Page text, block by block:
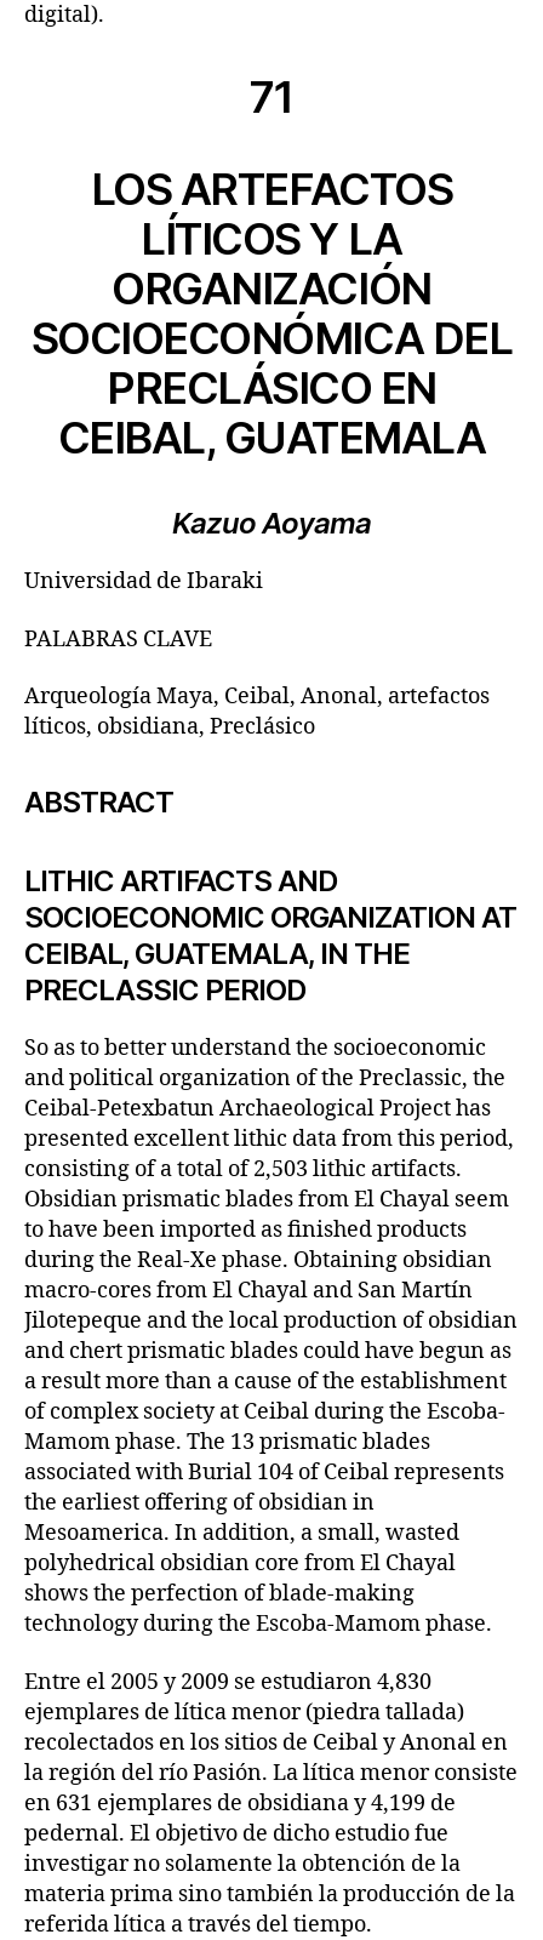
digital).
71
LOS ARTEFACTOS
LÍTICOS Y LA
ORGANIZACIÓN
SOCIOECONÓMICA DEL
PRECLÁSICO EN
CEIBAL, GUATEMALA
Kazuo Aoyama
Universidad de Ibaraki
PALABRAS CLAVE
Arqueología Maya, Ceibal, Anonal, artefactos
líticos, obsidiana, Preclásico
ABSTRACT
LITHIC ARTIFACTS AND
SOCIOECONOMIC ORGANIZATION AT
CEIBAL, GUATEMALA, IN THE
PRECLASSIC PERIOD
So as to better understand the socioeconomic
and political organization of the Preclassic, the
Ceibal-Petexbatun Archaeological Project has
presented excellent lithic data from this period,
consisting of a total of 2,503 lithic artifacts.
Obsidian prismatic blades from El Chayal seem
to have been imported as finished products
during the Real-Xe phase. Obtaining obsidian
macro-cores from El Chayal and San Martín
Jilotepeque and the local production of obsidian
and chert prismatic blades could have begun as
a result more than a cause of the establishment
of complex society at Ceibal during the Escoba-
Mamom phase. The 13 prismatic blades
associated with Burial 104 of Ceibal represents
the earliest offering of obsidian in
Mesoamerica. In addition, a small, wasted
polyhedrical obsidian core from El Chayal
shows the perfection of blade-making
technology during the Escoba-Mamom phase.
Entre el 2005 y 2009 se estudiaron 4,830
ejemplares de lítica menor (piedra tallada)
recolectados en los sitios de Ceibal y Anonal en
la región del río Pasión. La lítica menor consiste
en 631 ejemplares de obsidiana y 4,199 de
pedernal. El objetivo de dicho estudio fue
investigar no solamente la obtención de la
materia prima sino también la producción de la
referida lítica a través del tiempo.